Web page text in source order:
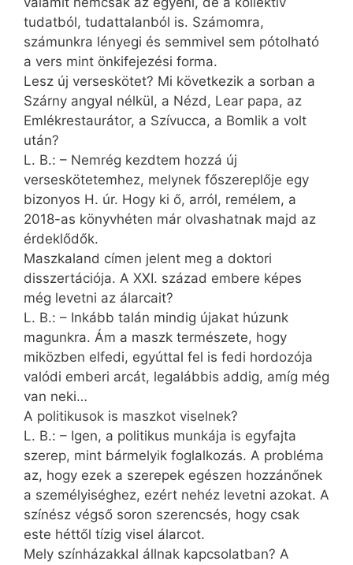
tudatból, tudattalanból is. Számomra,
számunkra lényegi és semmivel sem pótolható
a vers mint önkifejezési forma.
Lesz új verseskötet? Mi következik a sorban a
Szárny angyal nélkül, a Nézd, Lear papa, az
Emlékrestaurátor, a Szívucca, a Bomlik a volt
után?
L. B.: – Nemrég kezdtem hozzá új
verseskötetemhez, melynek főszereplője egy
bizonyos H. úr. Hogy ki ő, arról, remélem, a
2018-as könyvhéten már olvashatnak majd az
érdeklődők.
Maszkaland címen jelent meg a doktori
disszertációja. A XXI. század embere képes
még levetni az álarcait?
L. B.: – Inkább talán mindig újakat húzunk
magunkra. Ám a maszk természete, hogy
miközben elfedi, egyúttal fel is fedi hordozója
valódi emberi arcát, legalábbis addig, amíg még
van neki…
A politikusok is maszkot viselnek?
L. B.: – Igen, a politikus munkája is egyfajta
szerep, mint bármelyik foglalkozás. A probléma
az, hogy ezek a szerepek egészen hozzánőnek
a személyiséghez, ezért nehéz levetni azokat. A
színész végső soron szerencsés, hogy csak
este héttől tízig visel álarcot.
Mely színházakkal állnak kapcsolatban? A